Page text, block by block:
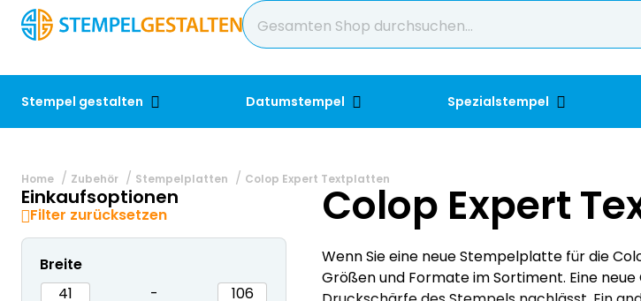
Stempel gestalten Datumstempel Spezialstempel
Home Zubehör Stempelplatten Colop Expert TextplattenColop Expert
Wenn Sie eine neue Stempelplatte für die
Größen und Formate im Sortiment. Eine
Einkaufsoptionen
Filter zurücksetzen
Breite
-